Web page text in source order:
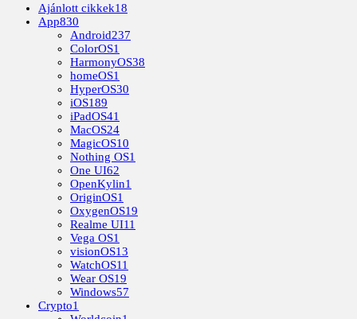
Ajánlott cikkek18
App830
Android237
ColorOS1
HarmonyOS38
homeOS1
HyperOS30
iOS189
iPadOS41
MacOS24
MagicOS10
Nothing OS1
One UI62
OpenKylin1
OriginOS1
OxygenOS19
Realme UI11
Vega OS1
visionOS13
WatchOS11
Wear OS19
Windows57
Crypto1